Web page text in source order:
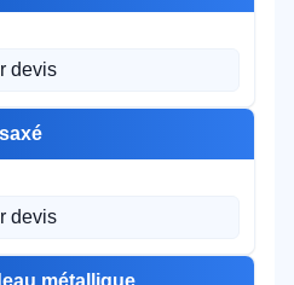
devis
devis
métallique